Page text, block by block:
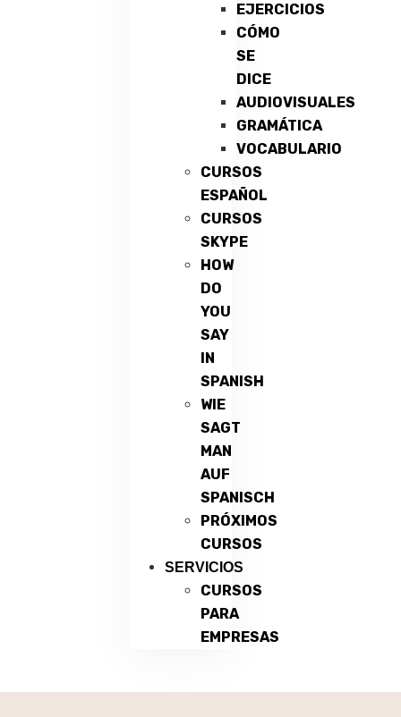
EJERCICIOS
CÓMO
SE
DICE
AUDIOVISUALES
GRAMÁTICA
VOCABULARIO
CURSOS
ESPAÑOL
CURSOS
SKYPE
HOW
DO
YOU
SAY
IN
SPANISH
WIE
SAGT
MAN
AUF
SPANISCH
PRÓXIMOS
CURSOS
SERVICIOS
CURSOS
PARA
EMPRESAS